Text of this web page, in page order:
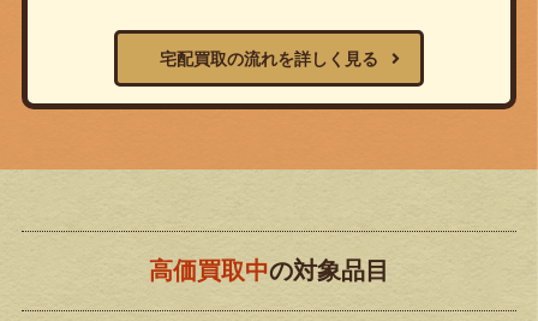
宅配買取の流れを詳しく見る
高価買取中の対象品目